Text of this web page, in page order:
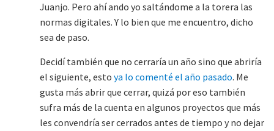
Juanjo. Pero ahí ando yo saltándome a la torera las
normas digitales. Y lo bien que me encuentro, dicho
sea de paso.
Decidí también que no cerraría un año sino que abriría
el siguiente, esto ya lo comenté el año pasado. Me
gusta más abrir que cerrar, quizá por eso también
sufra más de la cuenta en algunos proyectos que más
les convendría ser cerrados antes de tiempo y no dejar